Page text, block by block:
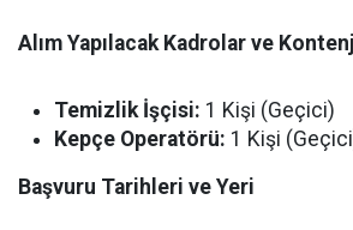
Alım Yapılacak Kadrolar ve
Temizlik İşçisi: 1 Kişi (Geçici)
Kepçe Operatörü: 1 Kişi
Başvuru Tarihleri ve Yeri